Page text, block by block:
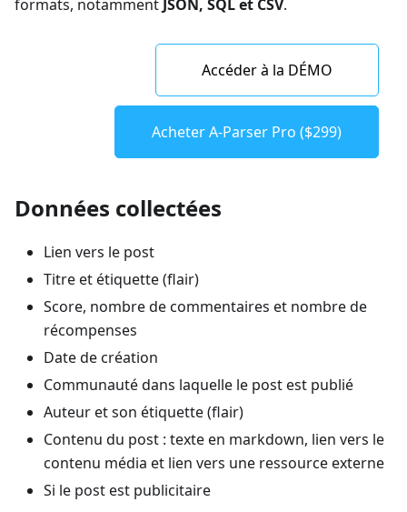
formats, notamment JSON, SQL et CSV.
Accéder à la DÉMO
Acheter A-Parser Pro ($299)
Données collectées
Lien vers le post
Titre et étiquette (flair)
Score, nombre de commentaires et nombre de
récompenses
Date de création
Communauté dans laquelle le post est publié
Auteur et son étiquette (flair)
Contenu du post : texte en markdown, lien vers le
contenu média et lien vers une ressource externe
Si le post est publicitaire